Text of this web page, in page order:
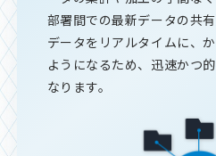
部署間での最新データの共有
データをリアルタイムに、
ようになるため、迅速かつ
なります。